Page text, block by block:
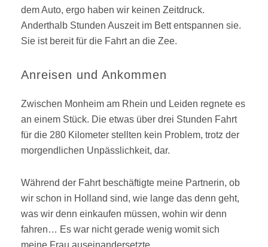
dem Auto, ergo haben wir keinen Zeitdruck.
Anderthalb Stunden Auszeit im Bett entspannen sie.
Sie ist bereit für die Fahrt an die Zee.
Anreisen und Ankommen
Zwischen Monheim am Rhein und Leiden regnete es
an einem Stück. Die etwas über drei Stunden Fahrt
für die 280 Kilometer stellten kein Problem, trotz der
morgendlichen Unpässlichkeit, dar.
Während der Fahrt beschäftigte meine Partnerin, ob
wir schon in Holland sind, wie lange das denn geht,
was wir denn einkaufen müssen, wohin wir denn
fahren… Es war nicht gerade wenig womit sich
meine Frau auseinandersetzte.